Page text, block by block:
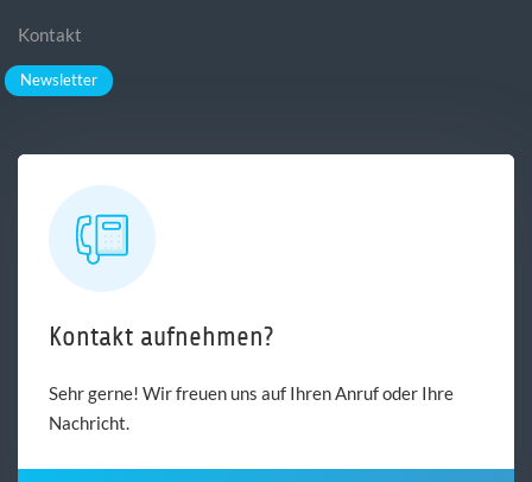
Kontakt
Newsletter
Kontakt aufnehmen?
Sehr gerne! Wir freuen uns auf Ihren Anruf oder Ihre
Nachricht.